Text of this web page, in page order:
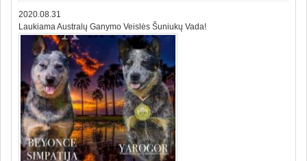
2020.08.31
Laukiama Australų Ganymo Veislės Šuniukų Vada!